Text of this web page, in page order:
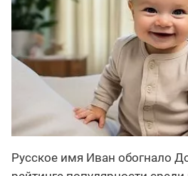
Русское имя Иван обогнало